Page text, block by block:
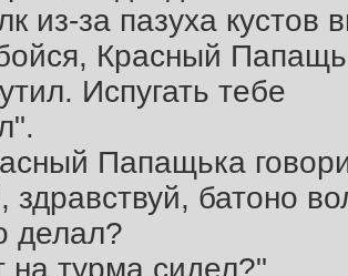
из-за пазуха кустов
Красный
Испугать тебе
Папащька
здравствуй, батоно
делал?